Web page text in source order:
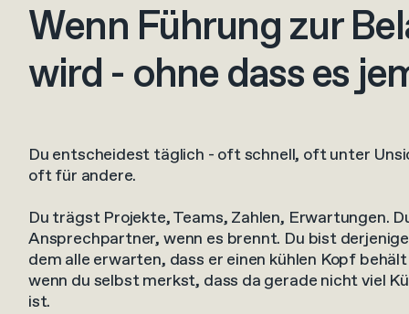
Wenn Führung zur
wird - ohne dass es
Du entscheidest täglich - oft schnell, oft unter
oft für andere.
Du trägst Projekte, Teams, Zahlen, Erwartungen.
Ansprechpartner, wenn es brennt. Du bist
dem alle erwarten, dass er einen kühlen Kopf
wenn du selbst merkst, dass da gerade nicht viel
ist.